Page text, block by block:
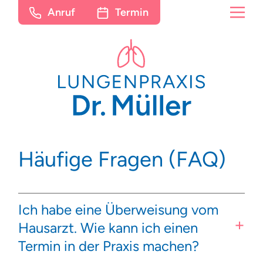
Anruf Termin
Häufige Fragen (FAQ)
Ich habe eine Überweisung vom
Hausarzt. Wie kann ich einen
Termin in der Praxis machen?